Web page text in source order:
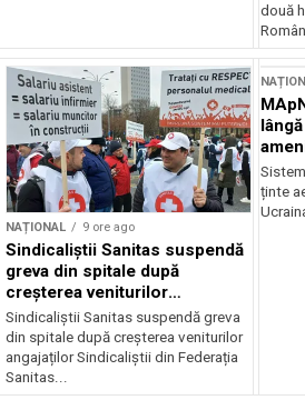
două
NAȚIONAL 9 ore ago
Sindicaliștii Sanitas suspendă
greva din spitale după
creșterea veniturilor
angajaților
Sindicaliștii Sanitas suspendă greva
din spitale după creșterea veniturilor
angajaților Sindicaliștii din Federația
Sanitas...
ținte